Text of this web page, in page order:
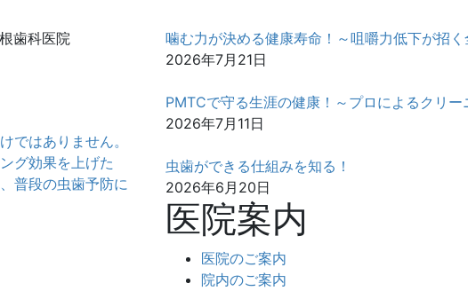
歯科医院
ではありません。
グ効果を上げた
普段の虫歯予防に
噛む力が決める健康寿命！～咀嚼力低下が招く
2026年7月21日
PMTCで守る生涯の健康！～プロによるクリー
2026年7月11日
虫歯ができる仕組みを知る！
2026年6月20日
医院案内
医院のご案内
院内のご案内